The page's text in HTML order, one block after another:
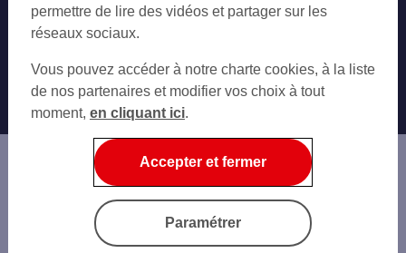
GARDANNE
BOUC BEL AIR
LA FARE LES OLIVIERS
PLAN DE CAMPAGNE
VITROLLES
MARIGNANE 8 MAI 1945
Nos engagements Nous contacter
Autres sites SG
Professionnels
Entreprises
Associations
Banque privée
Economie Publique
Informations légales
permettre de lire des vidéos et partager sur les
réseaux sociaux.
Vous pouvez accéder à notre charte cookies, à la liste
de nos partenaires et modifier vos choix à tout
moment, en cliquant ici.
Accepter et fermer
Paramétrer